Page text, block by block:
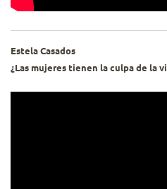
Estela Casados
¿Las mujeres tienen la culpa de la